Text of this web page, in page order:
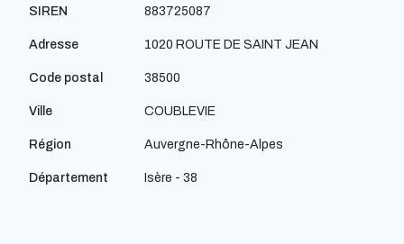
SIREN 883725087
Adresse 1020 ROUTE DE SAINT JEAN
Code postal 38500
Ville COUBLEVIE
Région Auvergne-Rhône-Alpes
Département Isère - 38